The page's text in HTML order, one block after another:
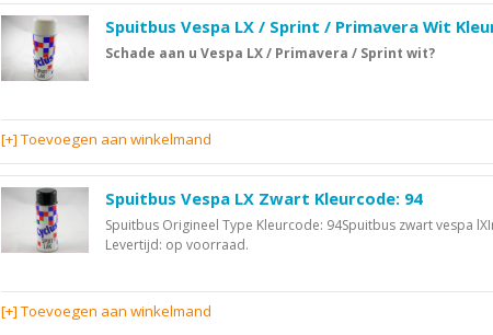
Spuitbus Vespa LX / Sprint / Primavera Wit
Schade aan u Vespa LX / Primavera / Sprint wit?
[+] Toevoegen aan winkelmand
Spuitbus Vespa LX Zwart Kleurcode: 94
Spuitbus Origineel Type Kleurcode: 94Spuitbus zwart vespa
Levertijd: op voorraad.
[+] Toevoegen aan winkelmand